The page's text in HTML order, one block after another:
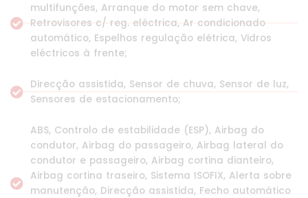
multifunções, Arranque do motor sem chave,
Retrovisores c/ reg. eléctrica, Ar condicionado
automático, Espelhos regulação elétrica, Vidros
eléctricos à frente;
Direcção assistida, Sensor de chuva, Sensor de luz,
Sensores de estacionamento;
ABS, Controlo de estabilidade (ESP), Airbag do
condutor, Airbag do passageiro, Airbag lateral do
condutor e passageiro, Airbag cortina dianteiro,
Airbag cortina traseiro, Sistema ISOFIX, Alerta sobre
manutenção, Direcção assistida, Fecho automático